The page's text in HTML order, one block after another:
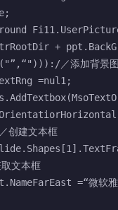
+
／添加背景
=nul1;
建文本框
文本框
=“微软